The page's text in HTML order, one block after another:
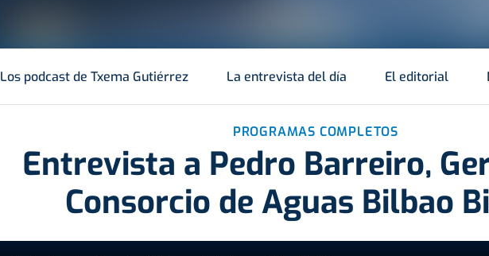
Los podcast de Txema Gutiérrez La entrevista del día El editorial
PROGRAMAS COMPLETOS
Entrevista a Pedro Barreiro,
Consorcio de Aguas Bilbao